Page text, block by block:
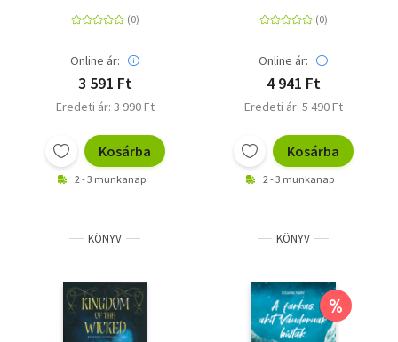
Online ár:
3 591 Ft
Eredeti ár: 3 990 Ft
Kosárba
2 - 3 munkanap
Online ár:
4 941 Ft
Eredeti ár: 5 490 Ft
Kosárba
2 - 3 munkanap
KÖNYV KÖNYV
%